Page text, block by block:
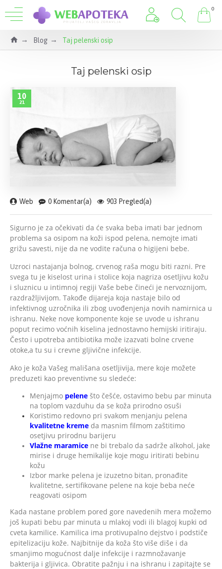
0
Blog Taj pelenski osip
Taj pelenski osip
10
21
Web 0 Komentar(a) 903 Pregled(a)
Sigurno je za očekivati da će svaka beba imati bar jednom
problema sa osipom na koži ispod pelena, nemojte imati
grižu savesti, nije da ne vodite računa o higijeni bebe.
Uzroci nastajanja bolnog, crvenog raša mogu biti razni. Pre
svega tu je kiselost urina i stolice koja nagriza osetljivu kožu
i sluznicu u intimnoj regiji Vaše bebe čineći je nervoznijom,
razdražljivijom. Takođe dijareja koja nastaje bilo od
infektivnog uzročnika ili zbog uvođenjenja novih namirnica u
ishranu. Neke nove komponente koje se uvode u ishranu
poput recimo voćnih kiselina jednostavno hemijski iritiraju.
Često i upotreba antibiotika može izazvati bolne crvene
otoke,a tu su i crevne gljivične infekcije.
Ako je koža Vašeg mališana osetljivija, mere koje možete
preduzeti kao preventivne su sledeće:
Menjajmo pelene što češće, ostavimo bebu par minuta
na toplom vazduhu da se koža prirodno osuši
Koristimo redovno pri svakom menjanju pelena
kvalitetne kreme da masnim filmom zaštitimo
osetjivu prirodnu barijeru
Vlažne maramice ne bi trebalo da sadrže alkohol, jake
mirise i druge hemikalije koje mogu iritirati bebinu
kožu
Izbor marke pelena je izuzetno bitan, pronađite
kvalitetne, sertifikovane pelene na koje beba neće
reagovati osipom
Kada nastane problem pored gore navedenih mera možemo
još kupati bebu par minuta u mlakoj vodi ili blagoj kupki od
cveta kamilice. Kamilica ima protivupalno dejstvo i podstiče
epitelizaciju kože. Najbitnije da koža što više diše i da
smanjimo mogućnost dalje infekcije i razmnožavanje
bakterija i gljivica. Obratite pažnju i na ishranu i zapitajte se